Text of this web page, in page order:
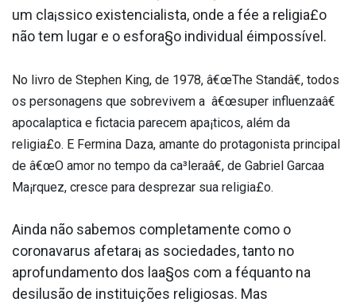
um cla¡ssico existencialista, onde a fée a religia£o
não tem lugar e o esfora§o individual éimpossí­vel.
No livro de Stephen King, de 1978, â€œThe Standâ€, todos
os personagens que sobrevivem a â€œsuper influenzaâ€
apocala­ptica e ficta­cia parecem apa¡ticos, além da
religia£o. E Fermina Daza, amante do protagonista principal
de â€œO amor no tempo da ca³leraâ€, de Gabriel Garca­a
Ma¡rquez, cresce para desprezar sua religia£o.
Ainda não sabemos completamente como o
coronava­rus afetara¡ as sociedades, tanto no
aprofundamento dos laa§os com a féquanto na
desilusão de instituições religiosas. Mas